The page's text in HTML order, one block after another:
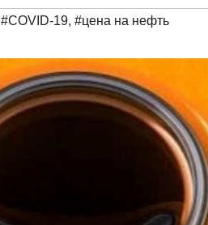
#COVID-19, #цена на нефть